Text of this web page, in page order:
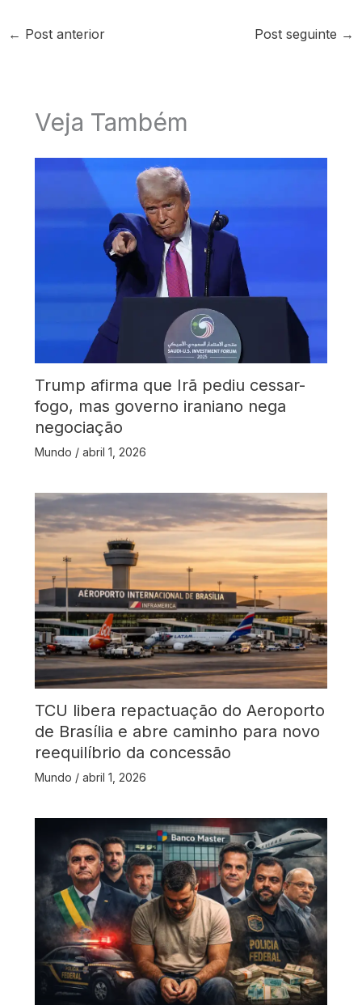
← Post anterior Post seguinte →
Veja Também
Trump afirma que Irã pediu cessar-
fogo, mas governo iraniano nega
negociação
Mundo / abril 1, 2026
TCU libera repactuação do Aeroporto
de Brasília e abre caminho para novo
reequilíbrio da concessão
Mundo / abril 1, 2026